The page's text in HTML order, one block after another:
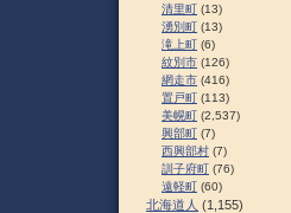
清里町 (13)
湧別町 (13)
滝上町 (6)
紋別市 (126)
網走市 (416)
置戸町 (113)
美幌町 (2,537)
興部町 (7)
西興部村 (7)
訓子府町 (76)
遠軽町 (60)
北海道人 (1,155)